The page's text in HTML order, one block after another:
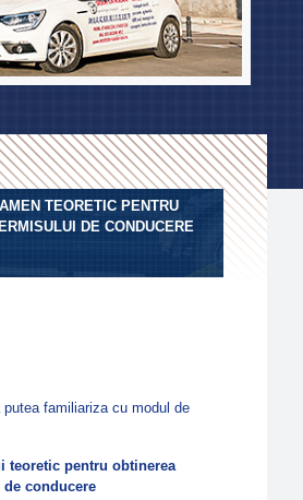
TEORETIC PENTRU
DE CONDUCERE
putea familiariza cu modul de
teoretic pentru obtinerea
conducere